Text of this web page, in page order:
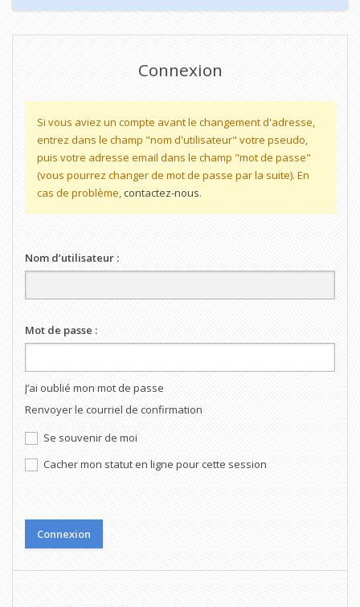
Connexion
Si vous aviez un compte avant le changement d'adresse,
entrez dans le champ "nom d'utilisateur" votre pseudo,
puis votre adresse email dans le champ "mot de passe"
(vous pourrez changer de mot de passe par la suite). En
cas de problème, contactez-nous.
Nom d’utilisateur :
Mot de passe :
J’ai oublié mon mot de passe
Renvoyer le courriel de confirmation
Se souvenir de moi
Cacher mon statut en ligne pour cette session